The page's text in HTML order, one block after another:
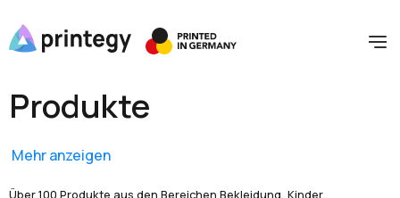
Produkte
Mehr anzeigen
Über 100 Produkte aus den Bereichen Bekleidung, Kinder,